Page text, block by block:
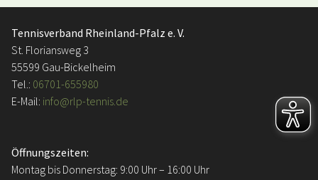
Tennisverband Rheinland-Pfalz e. V.
St. Floriansweg 3
55599 Gau-Bickelheim
Tel.: 06701-655980
E-Mail: info@rlp-tennis.de
Öffnungszeiten:
Montag bis Donnerstag: 9:00 Uhr – 16:00 Uhr